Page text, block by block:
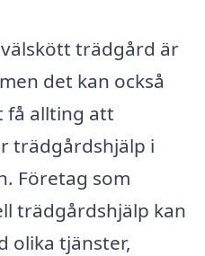
trädgård är
det kan också
få allting att
trädgårdshjälp i
Företag som
trädgårdshjälp kan
olika tjänster,